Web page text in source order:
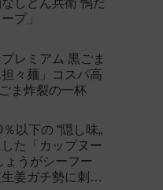
なしどん兵衛 鴨だ
プ」
プレミアム 黒ごま
々麺」コスパ高
ま炸裂の一杯
以下の “隠し味„
た「カップヌー
ょうがシーフー
生姜ガチ勢に刺さ